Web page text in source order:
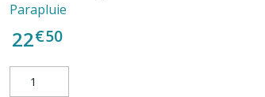
Parapluie
22€50